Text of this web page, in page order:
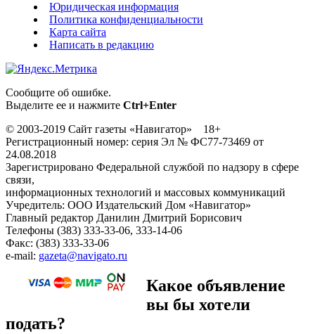
Юридическая информация
Политика конфиденциальности
Карта сайта
Написать в редакцию
Сообщите об ошибке.
Выделите ее и нажмите Ctrl+Enter
© 2003-2019 Сайт газеты «Навигатор» 18+
Регистрационный номер: серия Эл № ФС77-73469 от
24.08.2018
Зарегистрировано Федеральной службой по надзору в сфере
связи,
информационных технологий и массовых коммуникаций
Учредитель: ООО Издательский Дом «Навигатор»
Главный редактор Данилин Дмитрий Борисович
Телефоны (383) 333-33-06, 333-14-06
Факс: (383) 333-33-06
e-mail: gazeta@navigato.ru
Какое объявление
вы бы хотели
подать?